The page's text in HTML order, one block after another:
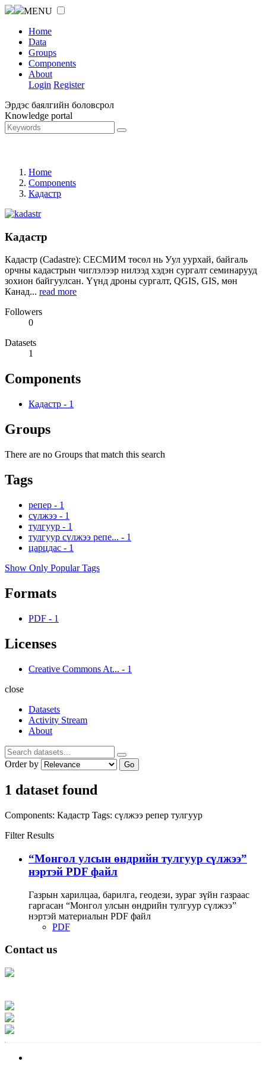
MENU
Home
Data
Groups
Components
About
Login Register
Эрдэс баялгийн боловсрол
Knowledge portal
Home
Components
Кадастр
Кадастр
Кадастр (Cadastre): СЕСМИМ төсөл нь Уул уурхай, байгаль
орчны кадастрын чиглэлээр нилээд хэдэн сургалт семинарууд
зохион байгуулсан. Үүнд дроны сургалт, QGIS, GIS, мөн
Канад... read more
Followers
0
Datasets
1
Components
Кадастр - 1
Groups
There are no Groups that match this search
Tags
репер - 1
сүлжээ - 1
тулгуур - 1
тулгуур сүлжээ репе... - 1
царцдас - 1
Show Only Popular Tags
Formats
PDF - 1
Licenses
Creative Commons At... - 1
close
Datasets
Activity Stream
About
Order by Go
1 dataset found
Components: Кадастр Tags: сүлжээ репер тулгуур
Filter Results
“Монгол улсын өндрийн тулгуур сүлжээ”
нэртэй PDF файл
Газрын харилцаа, барилга, геодези, зураг зүйн газраас
гаргасан “Монгол улсын өндрийн тулгуур сүлжээ”
нэртэй материалын PDF файл
PDF
Contact us